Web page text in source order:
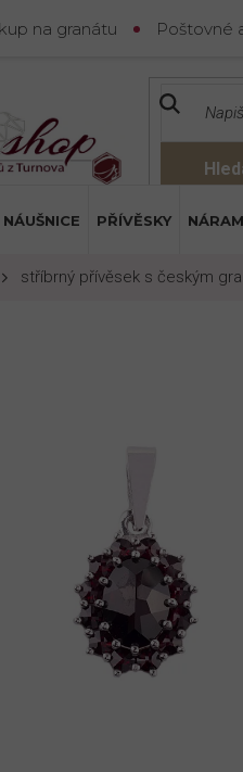
na granátu Poštovné
NÁUŠNICE PŘÍVĚSKY
stříbrný přívěsek s českým